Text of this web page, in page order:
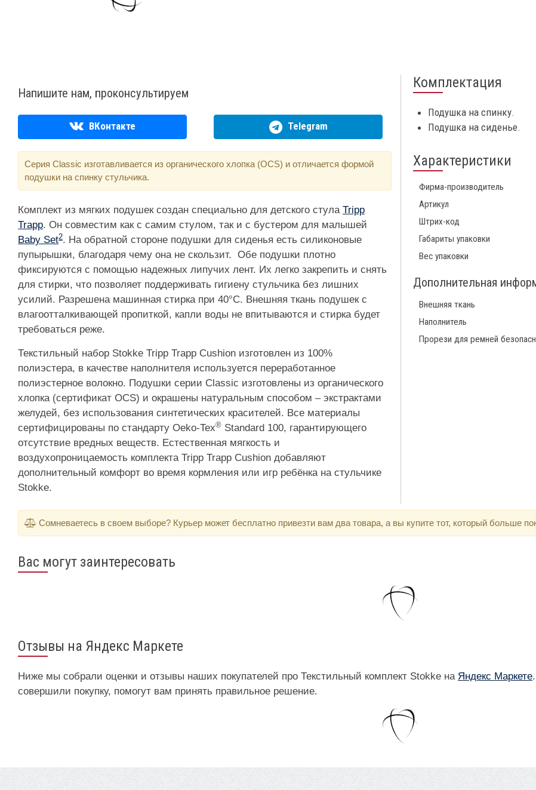
Напишите нам, проконсультируем
ВКонтакте Telegram
Cерия Classic изготавливается из органического хлопка (OCS) и отличается формой
подушки на спинку стульчика.
Комплект из мягких подушек создан специально для детского стула Tripp
Trapp. Он совместим как с самим стулом, так и с бустером для малышей
Baby Set2. На обратной стороне подушки для сиденья есть силиконовые
пупырышки, благодаря чему она не скользит. Обе подушки плотно
фиксируются с помощью надежных липучих лент. Их легко закрепить и снять
для стирки, что позволяет поддерживать гигиену стульчика без лишних
усилий. Разрешена машинная стирка при 40°C. Внешняя ткань подушек с
влагоотталкивающей пропиткой, капли воды не впитываются и стирка будет
требоваться реже.
Текстильный набор Stokke Tripp Trapp Cushion изготовлен из 100%
полиэстера, в качестве наполнителя используется переработанное
полиэстерное волокно. Подушки серии Classic изготовлены из органического
хлопка (сертификат OCS) и окрашены натуральным способом – экстрактами
желудей, без использования синтетических красителей. Все материалы
сертифицированы по стандарту Oeko-Tex® Standard 100, гарантирующего
отсутствие вредных веществ. Естественная мягкость и
воздухопроницаемость комплекта Tripp Trapp Cushion добавляют
дополнительный комфорт во время кормления или игр ребёнка на стульчике
Stokke.
Комплектация
Подушка на спинку.
Подушка на сиденье.
Характеристики
Фирма-производитель
Артикул
Штрих-код
Габариты упаковки
Вес упаковки
Дополнительная
Внешняя ткань
Наполнитель
Прорези для ремней
Сомневаетесь в своем выборе? Курьер может бесплатно привезти вам два товара, а вы купите тот, который больше
Вас могут заинтересовать
Отзывы на Яндекс Маркете
Ниже мы собрали оценки и отзывы наших покупателей про Текстильный комплект Stokke на Яндекс Маркете
совершили покупку, помогут вам принять правильное решение.